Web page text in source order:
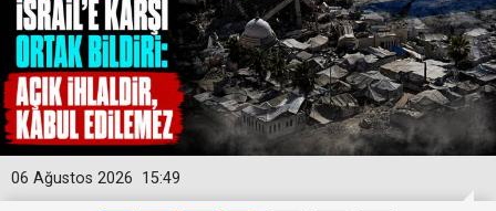
15:49
06 Ağustos 2026